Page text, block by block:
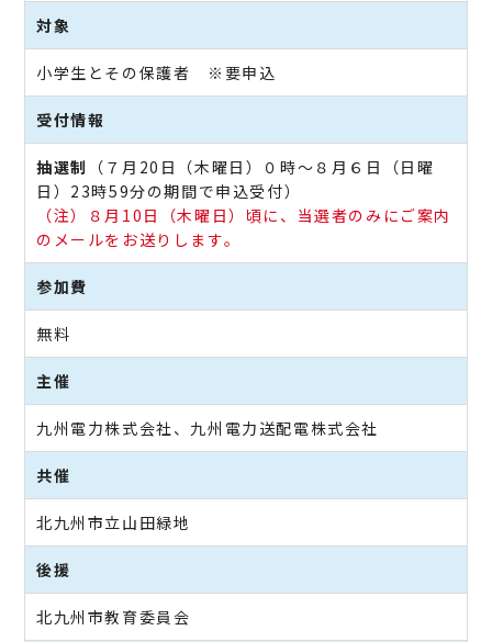
対象
小学生とその保護者 ※要申込
受付情報
抽選制 （７月20日（木曜日）０時～８月６日（日曜
日）23時59分の期間で申込受付）
（注）８月10日（木曜日）頃に、当選者のみにご案内
のメールをお送りします。
参加費
無料
主催
九州電力株式会社、九州電力送配電株式会社
共催
北九州市立山田緑地
後援
北九州市教育委員会